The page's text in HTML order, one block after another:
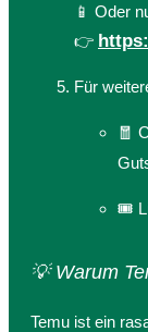
📱 Oder
👉
Für
🧧
🎟️
💡 Warum
Temu ist ein